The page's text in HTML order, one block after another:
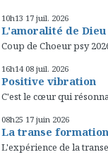
10h13 17 juil. 2026
L'amoralité de Dieu
Coup de Choeur psy
16h14 08 juil. 2026
Positive vibration
C'est le cœur qui
08h25 17 juin 2026
La transe formation
L'expérience de la